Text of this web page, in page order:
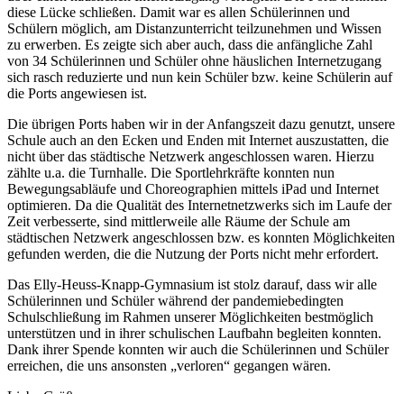
diese Lücke schließen. Damit war es allen Schülerinnen und
Schülern möglich, am Distanzunterricht teilzunehmen und Wissen
zu erwerben. Es zeigte sich aber auch, dass die anfängliche Zahl
von 34 Schülerinnen und Schüler ohne häuslichen Internetzugang
sich rasch reduzierte und nun kein Schüler bzw. keine Schülerin auf
die Ports angewiesen ist.
Die übrigen Ports haben wir in der Anfangszeit dazu genutzt, unsere
Schule auch an den Ecken und Enden mit Internet auszustatten, die
nicht über das städtische Netzwerk angeschlossen waren. Hierzu
zählte u.a. die Turnhalle. Die Sportlehrkräfte konnten nun
Bewegungsabläufe und Choreographien mittels iPad und Internet
optimieren. Da die Qualität des Internetnetzwerks sich im Laufe der
Zeit verbesserte, sind mittlerweile alle Räume der Schule am
städtischen Netzwerk angeschlossen bzw. es konnten Möglichkeiten
gefunden werden, die die Nutzung der Ports nicht mehr erfordert.
Das Elly-Heuss-Knapp-Gymnasium ist stolz darauf, dass wir alle
Schülerinnen und Schüler während der pandemiebedingten
Schulschließung im Rahmen unserer Möglichkeiten bestmöglich
unterstützen und in ihrer schulischen Laufbahn begleiten konnten.
Dank ihrer Spende konnten wir auch die Schülerinnen und Schüler
erreichen, die uns ansonsten „verloren“ gegangen wären.